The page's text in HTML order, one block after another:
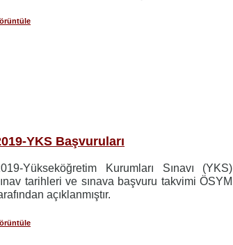
YKS Başvuruları
Yükseköğretim Kurumları Sınavı (YKS)
tarihleri ve sınava başvuru takvimi ÖSYM
açıklanmıştır.